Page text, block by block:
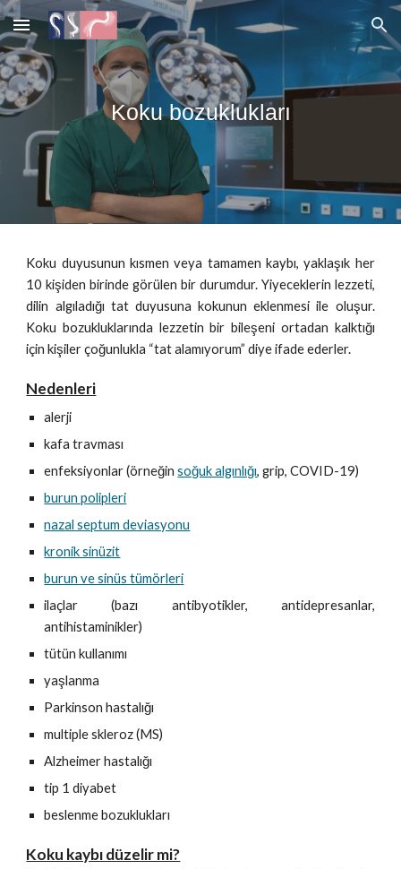
Skip to main content Skip to navigation
Koku bozuklukları
Koku duyusunun kısmen veya tamamen kaybı, yaklaşık her
10 kişiden birinde görülen bir durumdur. Yiyeceklerin lezzeti,
dilin algıladığı tat duyusuna kokunun eklenmesi ile oluşur.
Koku bozukluklarında lezzetin bir bileşeni ortadan kalktığı
için kişiler çoğunlukla “tat alamıyorum” diye ifade ederler.
Nedenleri
alerji
kafa travması
enfeksiyonlar (örneğinsoğuk algınlığı, grip, COVID-19)
burun polipleri
nazal septum deviasyonu
kronik sinüzit
burun ve sinüs tümörleri
ilaçlar (bazı antibyotikler, antidepresanlar,
antihistaminikler)
tütün kullanımı
yaşlanma
Parkinson hastalığı
multiple skleroz (MS)
Alzheimer hastalığı
tip 1 diyabet
beslenme bozuklukları
Koku kaybı düzelir mi?